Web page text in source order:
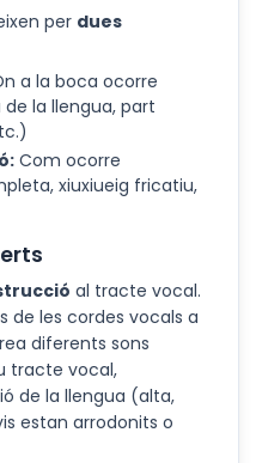
per dues
a la boca ocorre
la llengua, part
Com ocorre
xiuxiueig fricatiu,
al tracte vocal.
de les cordes vocals a
diferents sons
tracte vocal,
de la llengua (alta,
estan arrodonits o